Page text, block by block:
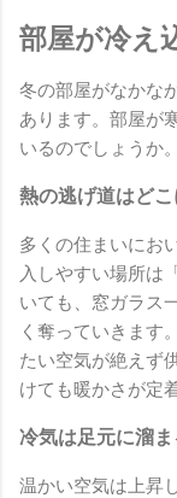
部屋が冷え
冬の部屋がなかな
あります。部屋が
いるのでしょうか。
熱の逃げ道はどこ
多くの住まいにお
入しやすい場所は
いても、窓ガラス
く奪っていきます
たい空気が絶えず
けても暖かさが定
冷気は足元に溜
温かい空気は上昇